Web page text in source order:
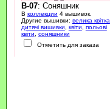
B-07: Соняшник
В коллекции 4 вышивок.
Другие вышивки: велика квітка
дитячі вишивки
квіти
польові
квіти
соняшники
Отметить для заказа